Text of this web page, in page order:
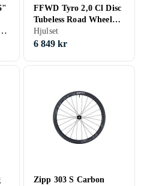
tum, Bakhjul
FFWD Tyro 2,0 Cl Disc
Tubeless Road Wheel
Set Svart 12 x 100 / 12 x
142 mm / Sram XDR
Hjulset
6 849 kr
Zipp 303 S Carbon